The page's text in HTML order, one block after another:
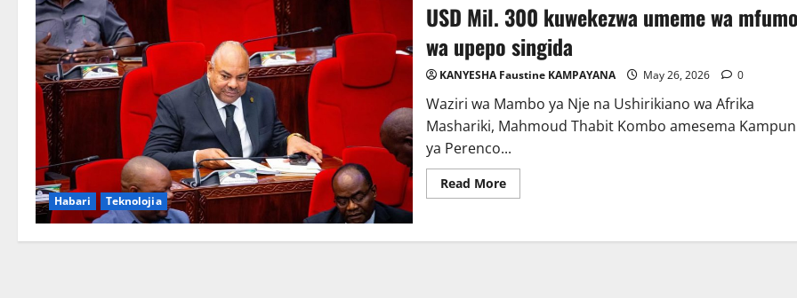
Habari Teknolojia
USD Mil. 300 kuwekezwa umeme wa mfumo
wa upepo singida
KANYESHA Faustine KAMPAYANA May 26, 2026 0
Waziri wa Mambo ya Nje na Ushirikiano wa Afrika
Mashariki, Mahmoud Thabit Kombo amesema
ya Perenco...
Read MoreRead
more
300